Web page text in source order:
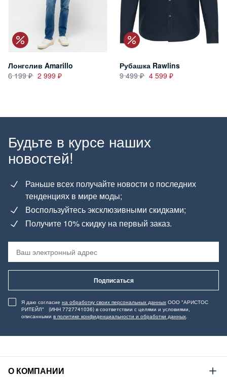
Лонгслив Amarillo
6 199
2 999
Рубашка Rawlins
9 499
4 599
Будьте в курсе наших
новостей!
Раньше всех получайте новости о последних
тенденциях в мире моды;
Воспользуйтесь эксклюзивными скидками;
Получите 10% скидку на первый заказ.
Подписаться
Я даю согласие на обработку своих персональных данных ООО "АРИСТОС
РИТЕЙЛ" (ИНН 7727741036) в соответствии с целями и условиями,
описанными в политике конфиденциальности и обработки данных
О КОМПАНИИ